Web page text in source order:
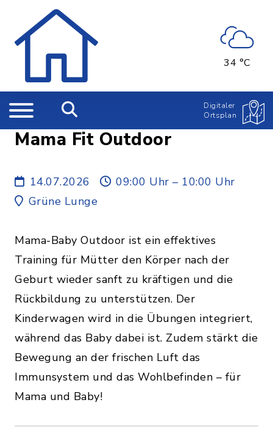
34 °C
Digitaler
Ortsplan
Mama Fit Outdoor
14.07.2026
09:00 Uhr – 10:00 Uhr
Grüne Lunge
Mama-Baby Outdoor ist ein effektives
Training für Mütter den Körper nach der
Geburt wieder sanft zu kräftigen und die
Rückbildung zu unterstützen. Der
Kinderwagen wird in die Übungen integriert,
während das Baby dabei ist. Zudem stärkt die
Bewegung an der frischen Luft das
Immunsystem und das Wohlbefinden – für
Mama und Baby!